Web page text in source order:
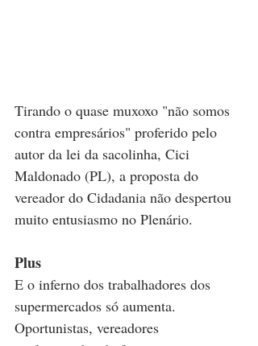
Tirando o quase muxoxo "não somos
contra empresários" proferido pelo
autor da lei da sacolinha, Cici
Maldonado (PL), a proposta do
vereador do Cidadania não despertou
muito entusiasmo no Plenário.
Plus
E o inferno dos trabalhadores dos
supermercados só aumenta.
Oportunistas, vereadores